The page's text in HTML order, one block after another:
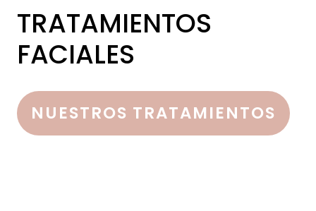
TRATAMIENTOS
FACIALES
NUESTROS TRATAMIENTOS